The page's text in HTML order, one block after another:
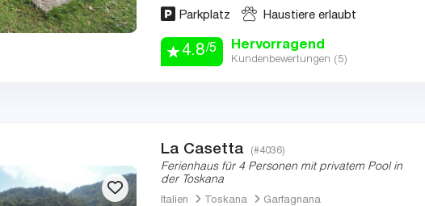
Parkplatz
Haustiere erlaubt
4.8/5 Hervorragend
Kundenbewertungen ( 5)
La Casetta (#4036)
Ferienhaus für 4 Personen mit privatem Pool in
der Toskana
Italien Toskana
Garfagnana